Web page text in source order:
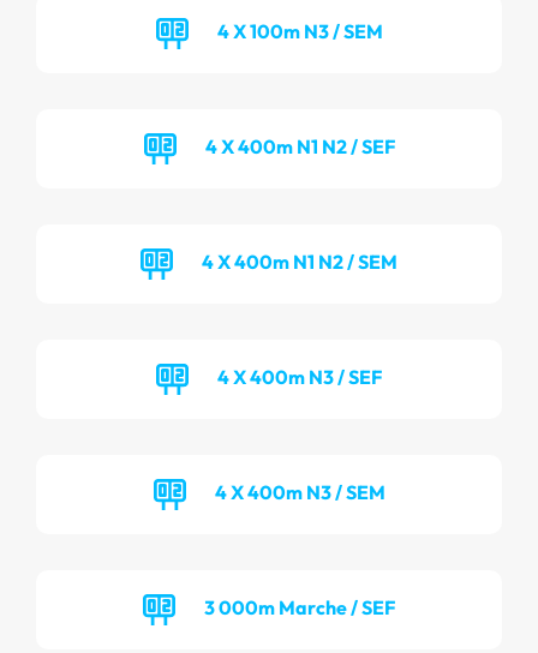
4 X 100m N3 / SEM
4 X 400m N1 N2 / SEF
4 X 400m N1 N2 / SEM
4 X 400m N3 / SEF
4 X 400m N3 / SEM
3 000m Marche / SEF